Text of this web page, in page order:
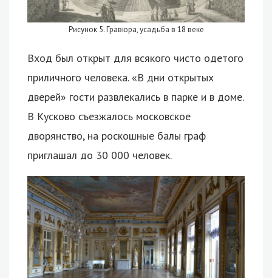
Рисунок 5. Гравюра, усадьба в 18 веке
Вход был открыт для всякого чисто одетого
приличного человека. «В дни открытых
дверей» гости развлекались в парке и в доме.
В Кусково съезжалось московское
дворянство, на роскошные балы граф
приглашал до 30 000 человек.